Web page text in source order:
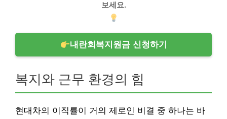
보세요.
내란회복지원금 신청하기
복지와 근무 환경의 힘
현대차의 이직률이 거의 제로인 비결 중 하나는 바